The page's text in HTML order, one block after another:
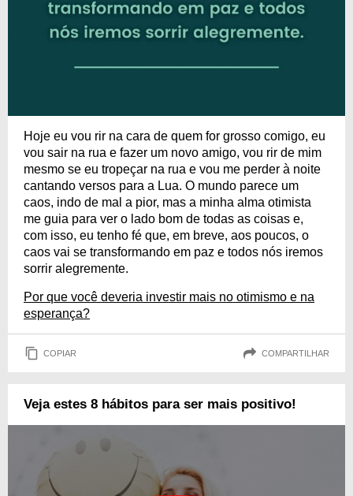
Hoje eu vou rir na cara de quem for grosso comigo, eu
vou sair na rua e fazer um novo amigo, vou rir de mim
mesmo se eu tropeçar na rua e vou me perder à noite
cantando versos para a Lua. O mundo parece um
caos, indo de mal a pior, mas a minha alma otimista
me guia para ver o lado bom de todas as coisas e,
com isso, eu tenho fé que, em breve, aos poucos, o
caos vai se transformando em paz e todos nós iremos
sorrir alegremente.
Por que você deveria investir mais no otimismo e na
esperança?
COPIAR COMPARTILHAR
Veja estes 8 hábitos para ser mais positivo!